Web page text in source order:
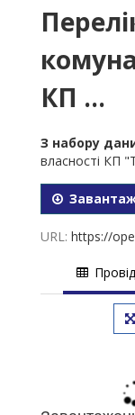
КП ...
З набору
власності КП
URL: https://